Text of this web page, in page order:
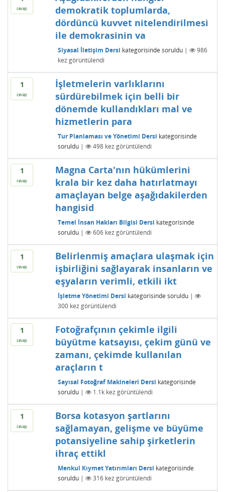
cevap
demokratik toplumlarda,
dördüncü kuvvet nitelendirilmesi
ile demokrasinin va
Siyasal İletişim Dersi kategorisinde soruldu |
986
kez görüntülendi
1
cevap
İşletmelerin varlıklarını
sürdürebilmek için belli bir
dönemde kullandıkları mal ve
hizmetlerin para
Tur Planlaması ve Yönetimi Dersi kategorisinde
soruldu | 498kez görüntülendi
1
cevap
Magna Carta'nın hükümlerini
krala bir kez daha hatırlatmayı
amaçlayan belge aşağıdakilerden
hangisid
Temel İnsan Hakları Bilgisi Dersi kategorisinde
soruldu | 606kez görüntülendi
1
cevap
Belirlenmiş amaçlara ulaşmak için
işbirliğini sağlayarak insanların ve
eşyaların verimli, etkili ikt
İşletme Yönetimi Dersi kategorisinde soruldu |
300kez görüntülendi
1
cevap
Fotoğrafçının çekimle ilgili
büyütme katsayısı, çekim günü ve
zamanı, çekimde kullanılan
araçların t
Sayısal Fotoğraf Makineleri Dersi kategorisinde
soruldu | 1.1kkez görüntülendi
1
cevap
Borsa kotasyon şartlarını
sağlamayan, gelişme ve büyüme
potansiyeline sahip şirketlerin
ihraç ettikl
Menkul Kıymet Yatırımları Dersi kategorisinde
soruldu | 316kez görüntülendi